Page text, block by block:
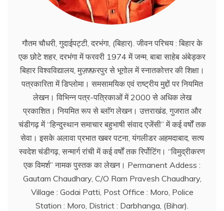
गौतम चौधरी, गुदाईपट्टी, दरभंगा, (बिहार). जीवन परिचय : बिहार के
एक छोटे शहर, दरभंगा में फरवरी 1974 में जन्म, बाबा साहेब अंबेड्कर
बिहार विश्वविद्यालय, मुज़फ़्फ़रपुर से भूगोल में स्नातकोत्तर की शिक्षा।
पत्रकारिता में डिप्लोमा। समसामयिक एवं राष्ट्रीय मुद्दों पर नियमित
लेखन। विभिन्न पत्र-पत्रिकाओं में 2000 से अधिक लेख
प्रकाशित। नियमित रूप से ब्लाॅग लेखन। उत्तराखंड, गुजरात और
चंडीगढ़ में ‘‘हिन्दुस्थान समाचार बहुभाषी संवाद एजेंसी’’ में कई वर्षों तक
सेवा। इसके अलावा प्रभात खबर पटना, यंगलीडर अहमदाबाद, सत्य
स्वदेश चंडीगढ़, सन्मार्ग रांची में कई वर्षों तक रिर्पोटिंग। ‘‘विमुद्रीकरण
एक विमर्श’’ नामक पुस्तक का लेखन। Permanent Addess :
Gautam Chaudhary, C/O Ram Pravesh Chaudhary,
Village : Godai Patti, Post Office : Moro, Police
Station : Moro, District : Darbhanga, (Bihar).